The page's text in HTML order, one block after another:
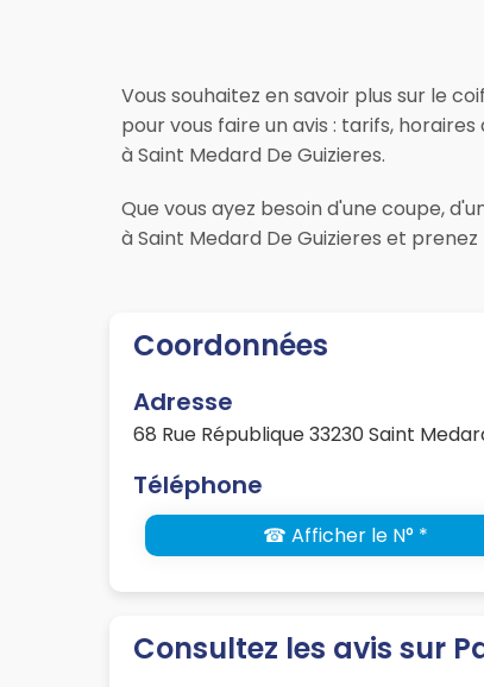
Vous souhaitez en savoir plus sur le
pour vous faire un avis : tarifs,
à Saint Medard De Guizieres.
Que vous ayez besoin d'une coupe,
à Saint Medard De Guizieres et
Coordonnées
Adresse
68 Rue République 33230 Saint
Téléphone
☎ Afficher le N° *
Consultez les avis sur